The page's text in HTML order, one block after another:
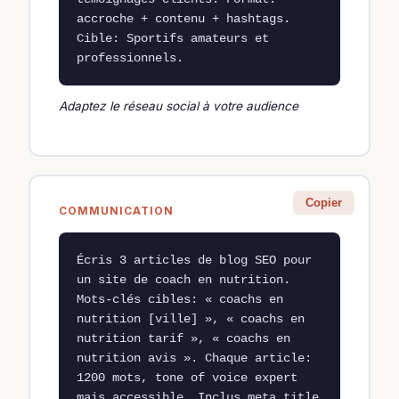
accroche + contenu + hashtags.
Cible: Sportifs amateurs et
professionnels.
Adaptez le réseau social à votre audience
COMMUNICATION
Copier
Écris 3 articles de blog SEO pour
un site de coach en nutrition.
Mots-clés cibles: « coachs en
nutrition [ville] », « coachs en
nutrition tarif », « coachs en
nutrition avis ». Chaque article:
1200 mots, tone of voice expert